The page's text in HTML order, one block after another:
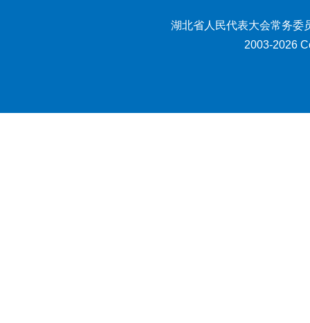
湖北省人民代表大会常务委
2003-2026